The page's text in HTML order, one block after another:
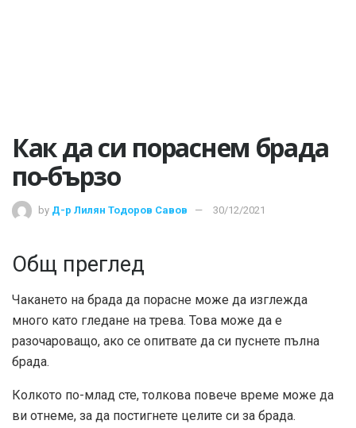
Как да си пораснем брада
по-бързо
by Д-р Лилян Тодоров Савов 30/12/2021
Общ преглед
Чакането на брада да порасне може да изглежда
много като гледане на трева. Това може да е
разочароващо, ако се опитвате да си пуснете пълна
брада.
Колкото по-млад сте, толкова повече време може да
ви отнеме, за да постигнете целите си за брада.